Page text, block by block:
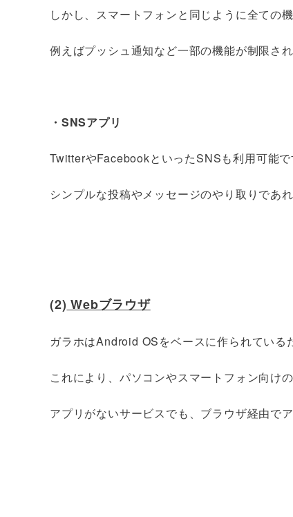
しかし、スマートフォンと同じように全ての
例えばプッシュ通知など一部の機能が制限さ
・SNSアプリ
TwitterやFacebookといったSNSも利用可能で
シンプルな投稿やメッセージのやり取りであ
(2) Webブラウザ
ガラホはAndroid OSをベースに作られている
これにより、パソコンやスマートフォン向け
アプリがないサービスでも、ブラウザ経由で